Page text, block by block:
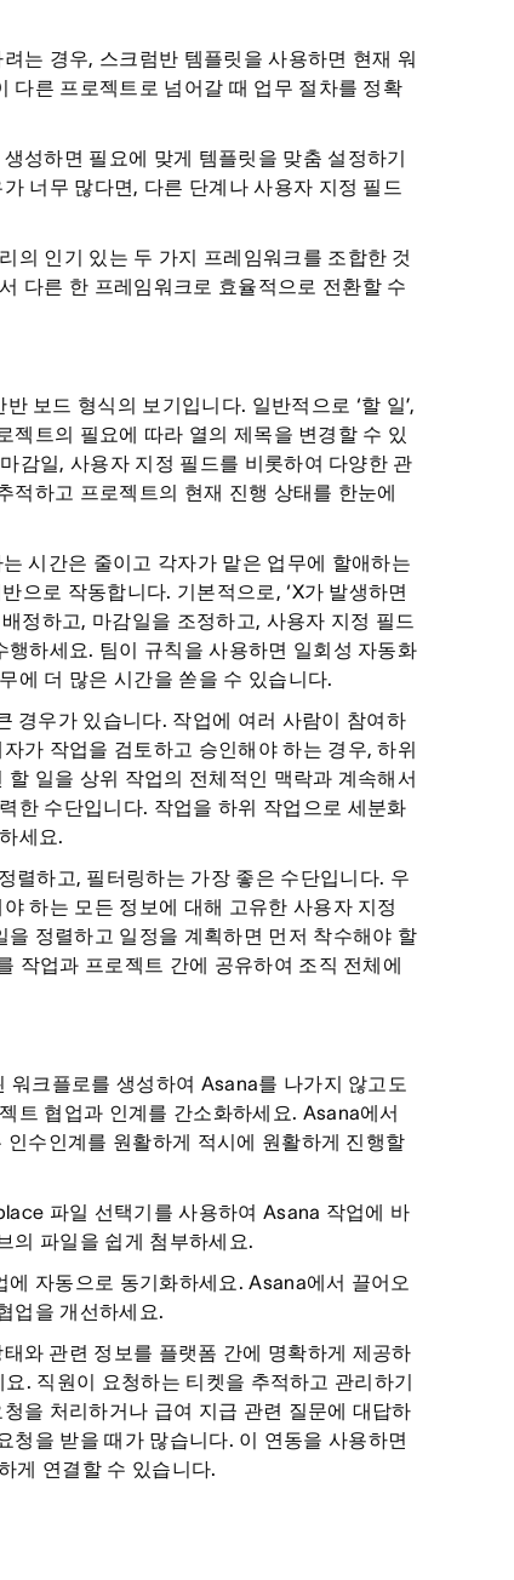
는 경우, 스크럼반 템플릿을 사용하면 현재 워
다른 프로젝트로 넘어갈 때 업무 절차를 정확
성하면 필요에 맞게 템플릿을 맞춤 설정하기
너무 많다면, 다른 단계나 사용자 지정 필드
의 인기 있는 두 가지 프레임워크를 조합한 것
다른 한 프레임워크로 효율적으로 전환할 수
보드 형식의 보기입니다. 일반적으로 ‘할 일’,
젝트의 필요에 따라 열의 제목을 변경할 수 있
감일, 사용자 지정 필드를 비롯하여 다양한 관
적하고 프로젝트의 현재 진행 상태를 한눈에
시간은 줄이고 각자가 맡은 업무에 할애하는
으로 작동합니다. 기본적으로, ‘X가 발생하면
정하고, 마감일을 조정하고, 사용자 지정 필드
하세요. 팀이 규칙을 사용하면 일회성 자동화
에 더 많은 시간을 쏟을 수 있습니다.
경우가 있습니다. 작업에 여러 사람이 참여하
가 작업을 검토하고 승인해야 하는 경우, 하위
일을 상위 작업의 전체적인 맥락과 계속해서
한 수단입니다. 작업을 하위 작업으로 세분화
세요.
렬하고, 필터링하는 가장 좋은 수단입니다. 우
하는 모든 정보에 대해 고유한 사용자 지정
정렬하고 일정을 계획하면 먼저 착수해야 할
작업과 프로젝트 간에 공유하여 조직 전체에
워크플로를 생성하여 Asana를 나가지 않고도
트 협업과 인계를 간소화하세요. Asana에서
수인계를 원활하게 적시에 원활하게 진행할
파일 선택기를 사용하여 Asana 작업에 바
의 파일을 쉽게 첨부하세요.
자동으로 동기화하세요. Asana에서 끌어오
업을 개선하세요.
와 관련 정보를 플랫폼 간에 명확하게 제공하
. 직원이 요청하는 티켓을 추적하고 관리하기
을 처리하거나 급여 지급 관련 질문에 대답하
을 받을 때가 많습니다. 이 연동을 사용하면
게 연결할 수 있습니다.